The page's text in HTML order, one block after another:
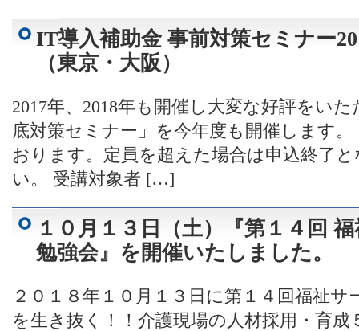
IT導入補助金 事前対策セミナー
（東京・大阪）
2017年、2018年も開催し大変な好評をい
底対策セミナー」を今年度も開催します
おります。定員を超えた場合は申込終了
い。 受講対象者 […]
１０月１３日（土）『第１４回
勉強会』を開催いたしました。
２０１８年１０月１３日に第１４回福祉
を生き抜く！！介護現場の人材採用・育